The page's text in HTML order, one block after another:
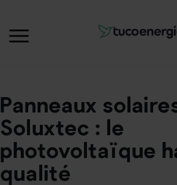
Panneaux
Soluxtec : le
photovoltaïque
qualité